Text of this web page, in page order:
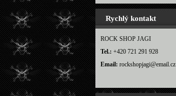
Rychlý kontakt
ROCK SHOP JAGI
Tel.: +420 721 291 928
Email: rockshopjagi@email.cz